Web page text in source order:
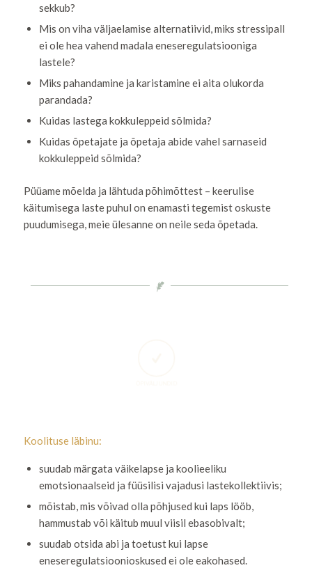
sekkub?
Mis on viha väljaelamise alternatiivid, miks stressipall
ei ole hea vahend madala eneseregulatsiooniga
lastele?
Miks pahandamine ja karistamine ei aita olukorda
parandada?
Kuidas lastega kokkuleppeid sõlmida?
Kuidas õpetajate ja õpetaja abide vahel sarnaseid
kokkuleppeid sõlmida?
Püüame mõelda ja lähtuda põhimõttest – keerulise
käitumisega laste puhul on enamasti tegemist oskuste
puudumisega, meie ülesanne on neile seda õpetada.
Koolituse läbinu:
suudab märgata väikelapse ja koolieeliku
emotsionaalseid ja füüsilisi vajadusi lastekollektiivis;
mõistab, mis võivad olla põhjused kui laps lööb,
hammustab või käitub muul viisil ebasobivalt;
suudab otsida abi ja toetust kui lapse
eneseregulatsioonioskused ei ole eakohased.